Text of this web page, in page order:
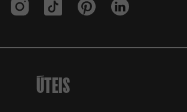
InstagramTikTok PinterestLinkedIn
ÚTEIS